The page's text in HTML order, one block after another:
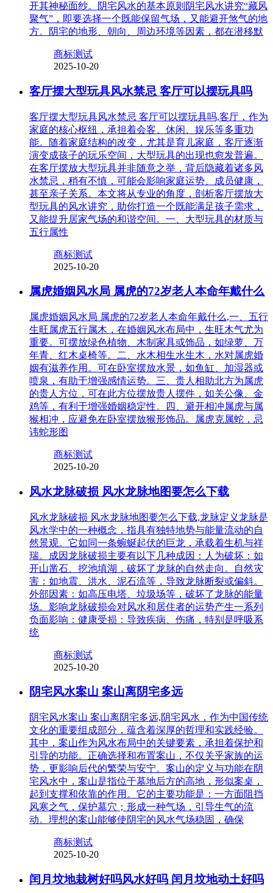
开其神秘面纱。阴宅风水的基本原则阴宅风水讲究“藏风
聚气”，即要选择一个既能保留气场，又能避开煞气的地
方。阴宅的地形、朝向、周边环境等因素，都在潜移默
商标测试
2025-10-20
客厅摆大型玩具风水禁忌 客厅可以摆玩具吗
客厅摆大型玩具风水禁忌 客厅可以摆玩具吗,客厅，作为
家庭的核心枢纽，承担着会客、休闲、娱乐等多重功
能。随着家庭结构的改变，尤其是育儿家庭，客厅逐渐
演变成孩子的玩乐空间，大型玩具的出现也愈发普遍。
在客厅摆放大型玩具并非随意之举，背后隐藏着诸多风
水禁忌，稍有不慎，可能会影响家庭运势、成员健康，
甚至亲子关系。本文将从专业的角度，剖析客厅摆放大
型玩具的风水讲究，助你打造一个既能满足孩子需求，
又能提升居家气场的和谐空间。一、大型玩具的材质与
五行属性
商标测试
2025-10-20
属虎婚姻风水局 属虎的72岁老人本命年戴什么
属虎婚姻风水局 属虎的72岁老人本命年戴什么,一、五行
生旺属虎五行属木，在婚姻风水布局中，生旺木气尤为
重要。可摆放绿色植物、木制家具或饰品，如绿萝、万
年青、红木桌椅等。二、水木相生水生木，水对属虎婚
姻有滋养作用。可在卧室摆放水景，如鱼缸、加湿器或
喷泉，有助于增强感情运势。三、贵人相助北方为属虎
的贵人方位，可在此方位摆放贵人摆件，如关公像、金
鸡等，有利于增强婚姻稳定性。四、避开相冲属虎与属
猴相冲，应避免在卧室摆放猴形饰品。属虎克属蛇，忌
讳蛇形图
商标测试
2025-10-20
风水龙脉破损 风水龙脉地图要怎么下载
风水龙脉破损 风水龙脉地图要怎么下载,龙脉定义龙脉是
风水学中的一种概念，指具有独特地势与能量流动的自
然景观。它如同一条蜿蜒起伏的巨龙，承载着生机与祥
瑞。成因龙脉破损主要有以下几种成因：人为破坏：如
开山凿石、挖池填湖，破坏了龙脉的自然走向。自然灾
害：如地震、洪水、泥石流等，导致龙脉断裂或偏斜。
外部因素：如高压电塔、垃圾场等，破坏了龙脉的能量
场。影响龙脉破损会对风水和居住者的运势产生一系列
负面影响：健康受损：导致疾病、伤痛，特别是呼吸系
统
商标测试
2025-10-20
阴宅风水案山 案山离阴宅多远
阴宅风水案山 案山离阴宅多远,阴宅风水，作为中国传统
文化的重要组成部分，蕴含着深厚的哲理和实践经验。
其中，案山作为风水布局中的关键要素，承担着保护和
引导的功能。正确选择和布置案山，不仅关乎家族的运
势，更影响后代的繁荣与安宁。案山的定义与功能在阴
宅风水中，案山是指位于墓地后方的高地，形似案桌，
起到支撑和依靠的作用。它的主要功能是：一方面阻挡
风寒之气，保护墓穴；形成一种气场，引导生气的流
动。理想的案山能够使阴宅的风水气场稳固，确保
商标测试
2025-10-20
闰月坟地栽树好吗风水好吗 闰月坟地动土好吗